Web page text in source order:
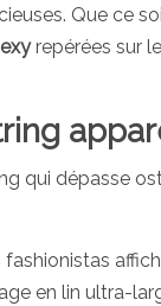
Que ce
repérées sur
qui dépasse
en lin ultra-